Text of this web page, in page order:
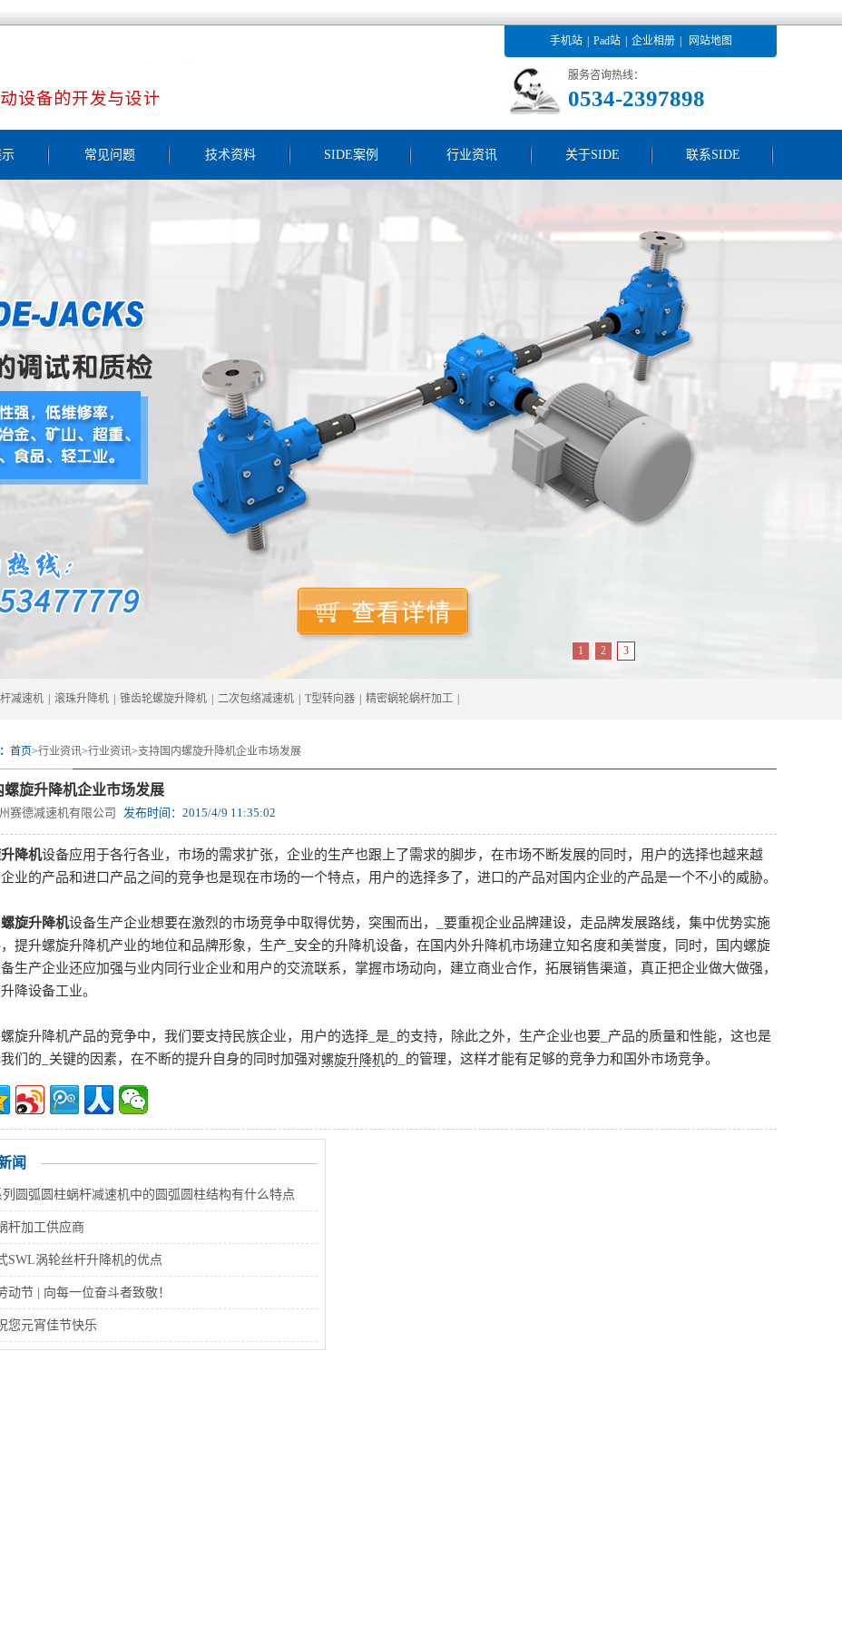
手机站 Pad站 企业相册 网站地图
服务咨询热线：
0534-2397898
常见问题 技术资料 SIDE案例 行业资讯 关于SIDE 联系SIDE
1 2 3
减速机 滚珠升降机 锥齿轮螺旋升降机 二次包络减速机 T型转向器 精密蜗轮蜗杆加工
首页>行业资讯>行业资讯>支持国内螺旋升降机企业市场发展
螺旋升降机企业市场发展
赛德减速机有限公司 发布时间： 2015/4/9 11:35:02
降机设备应用于各行各业，市场的需求扩张，企业的生产也跟上了需求的脚步，在市场不断发展的同时，用户的选择也越来越
业的产品和进口产品之间的竞争也是现在市场的一个特点，用户的选择多了，进口的产品对国内企业的产品是一个不小的威胁。
螺旋升降机设备生产企业想要在激烈的市场竞争中取得优势，突围而出，_要重视企业品牌建设，走品牌发展路线，集中优势实施
提升螺旋升降机产业的地位和品牌形象，生产_安全的升降机设备，在国内外升降机市场建立知名度和美誉度，同时，国内螺旋
生产企业还应加强与业内同行业企业和用户的交流联系，掌握市场动向，建立商业合作，拓展销售渠道，真正把企业做大做强，
降设备工业。
旋升降机产品的竞争中，我们要支持民族企业，用户的选择_是_的支持，除此之外，生产企业也要_产品的质量和性能，这也是
们的_关键的因素，在不断的提升自身的同时加强对螺旋升降机的_的管理，这样才能有足够的竞争力和国外市场竞争。
闻
列圆弧圆柱蜗杆减速机中的圆弧圆柱结构有什么特点
杆加工供应商
SWL涡轮丝杆升降机的优点
动节 | 向每一位奋斗者致敬！
您元宵佳节快乐